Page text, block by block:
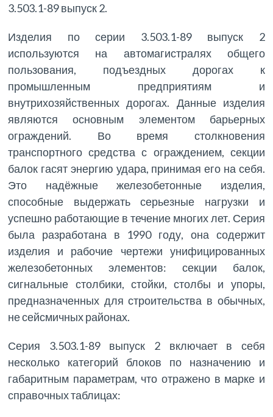
3.503.1-89 выпуск 2.
Изделия по серии 3.503.1-89 выпуск 2
используются на автомагистралях общего
пользования, подъездных дорогах к
промышленным предприятиям и
внутрихозяйственных дорогах. Данные изделия
являются основным элементом барьерных
ограждений. Во время столкновения
транспортного средства с ограждением, секции
балок гасят энергию удара, принимая его на себя.
Это надёжные железобетонные изделия,
способные выдержать серьезные нагрузки и
успешно работающие в течение многих лет. Серия
была разработана в 1990 году, она содержит
изделия и рабочие чертежи унифицированных
железобетонных элементов: секции балок,
сигнальные столбики, стойки, столбы и упоры,
предназначенных для строительства в обычных,
не сейсмичных районах.
Серия 3.503.1-89 выпуск 2 включает в себя
несколько категорий блоков по назначению и
габаритным параметрам, что отражено в марке и
справочных таблицах: